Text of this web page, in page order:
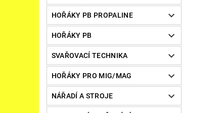
HOŘÁKY PB PROPALINE
HOŘÁKY PB
SVAŘOVACÍ TECHNIKA
HOŘÁKY PRO MIG/MAG
NÁŘADÍ A STROJE